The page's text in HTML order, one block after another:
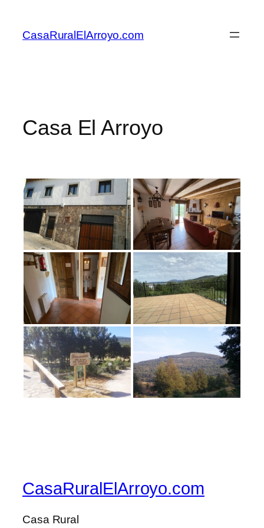
contenido
CasaRuralElArroyo.com
Casa El Arroyo
CasaRuralElArroyo.com
Casa Rural